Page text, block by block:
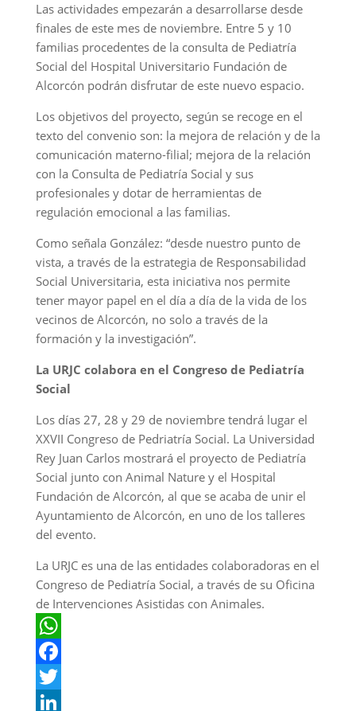
Las actividades empezarán a desarrollarse desde
finales de este mes de noviembre. Entre 5 y 10
familias procedentes de la consulta de Pediatría
Social del Hospital Universitario Fundación de
Alcorcón podrán disfrutar de este nuevo espacio.
Los objetivos del proyecto, según se recoge en el
texto del convenio son: la mejora de relación y de la
comunicación materno-filial; mejora de la relación
con la Consulta de Pediatría Social y sus
profesionales y dotar de herramientas de
regulación emocional a las familias.
Como señala González: “desde nuestro punto de
vista, a través de la estrategia de Responsabilidad
Social Universitaria, esta iniciativa nos permite
tener mayor papel en el día a día de la vida de los
vecinos de Alcorcón, no solo a través de la
formación y la investigación”.
La URJC colabora en el Congreso de Pediatría
Social
Los días 27, 28 y 29 de noviembre tendrá lugar el
XXVII Congreso de Pedriatría Social. La Universidad
Rey Juan Carlos mostrará el proyecto de Pediatría
Social junto con Animal Nature y el Hospital
Fundación de Alcorcón, al que se acaba de unir el
Ayuntamiento de Alcorcón, en uno de los talleres
del evento.
La URJC es una de las entidades colaboradoras en el
Congreso de Pediatría Social, a través de su Oficina
de Intervenciones Asistidas con Animales.
W
h
a
F
aT